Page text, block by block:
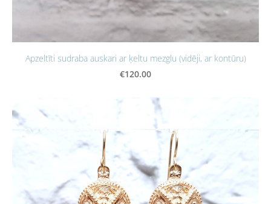
Apzeltīti sudraba auskari ar ķeltu mezglu (vidēji, ar kontūru)
€120.00